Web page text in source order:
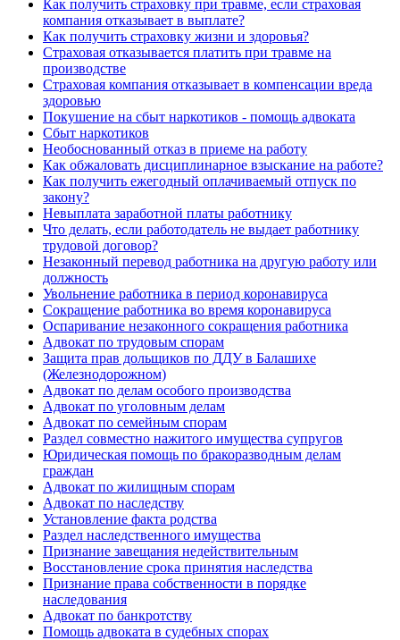
Как получить страховку при травме, если страховая
компания отказывает в выплате?
Как получить страховку жизни и здоровья?
Страховая отказывается платить при травме на
производстве
Страховая компания отказывает в компенсации вреда
здоровью
Покушение на сбыт наркотиков - помощь адвоката
Сбыт наркотиков
Необоснованный отказ в приеме на работу
Как обжаловать дисциплинарное взыскание на работе?
Как получить ежегодный оплачиваемый отпуск по
закону?
Невыплата заработной платы работнику
Что делать, если работодатель не выдает работнику
трудовой договор?
Незаконный перевод работника на другую работу или
должность
Увольнение работника в период коронавируса
Сокращение работника во время коронавируса
Оспаривание незаконного сокращения работника
Адвокат по трудовым спорам
Защита прав дольщиков по ДДУ в Балашихе
(Железнодорожном)
Адвокат по делам особого производства
Адвокат по уголовным делам
Адвокат по семейным спорам
Раздел совместно нажитого имущества супругов
Юридическая помощь по бракоразводным делам
граждан
Адвокат по жилищным спорам
Адвокат по наследству
Установление факта родства
Раздел наследственного имущества
Признание завещания недействительным
Восстановление срока принятия наследства
Признание права собственности в порядке
наследования
Адвокат по банкротству
Помощь адвоката в судебных спорах